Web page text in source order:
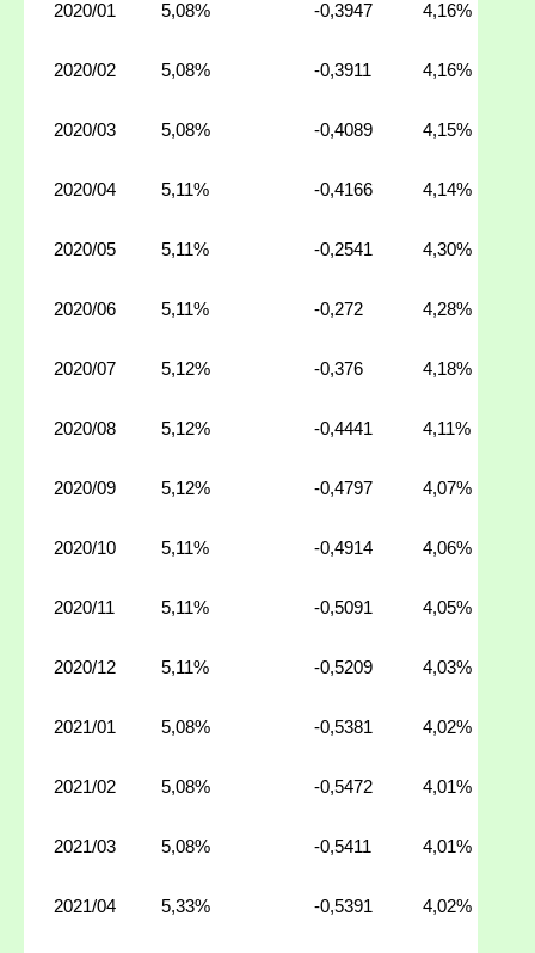
2020/01 5,08% -0,3947 4,16%
2020/02 5,08% -0,3911 4,16%
2020/03 5,08% -0,4089 4,15%
2020/04 5,11% -0,4166 4,14%
2020/05 5,11% -0,2541 4,30%
2020/06 5,11% -0,272 4,28%
2020/07 5,12% -0,376 4,18%
2020/08 5,12% -0,4441 4,11%
2020/09 5,12% -0,4797 4,07%
2020/10 5,11% -0,4914 4,06%
2020/11 5,11% -0,5091 4,05%
2020/12 5,11% -0,5209 4,03%
2021/01 5,08% -0,5381 4,02%
2021/02 5,08% -0,5472 4,01%
2021/03 5,08% -0,5411 4,01%
2021/04 5,33% -0,5391 4,02%